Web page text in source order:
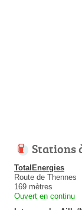
Stations
TotalEnergies
Route de Thennes
169 mètres
Ouvert en continu